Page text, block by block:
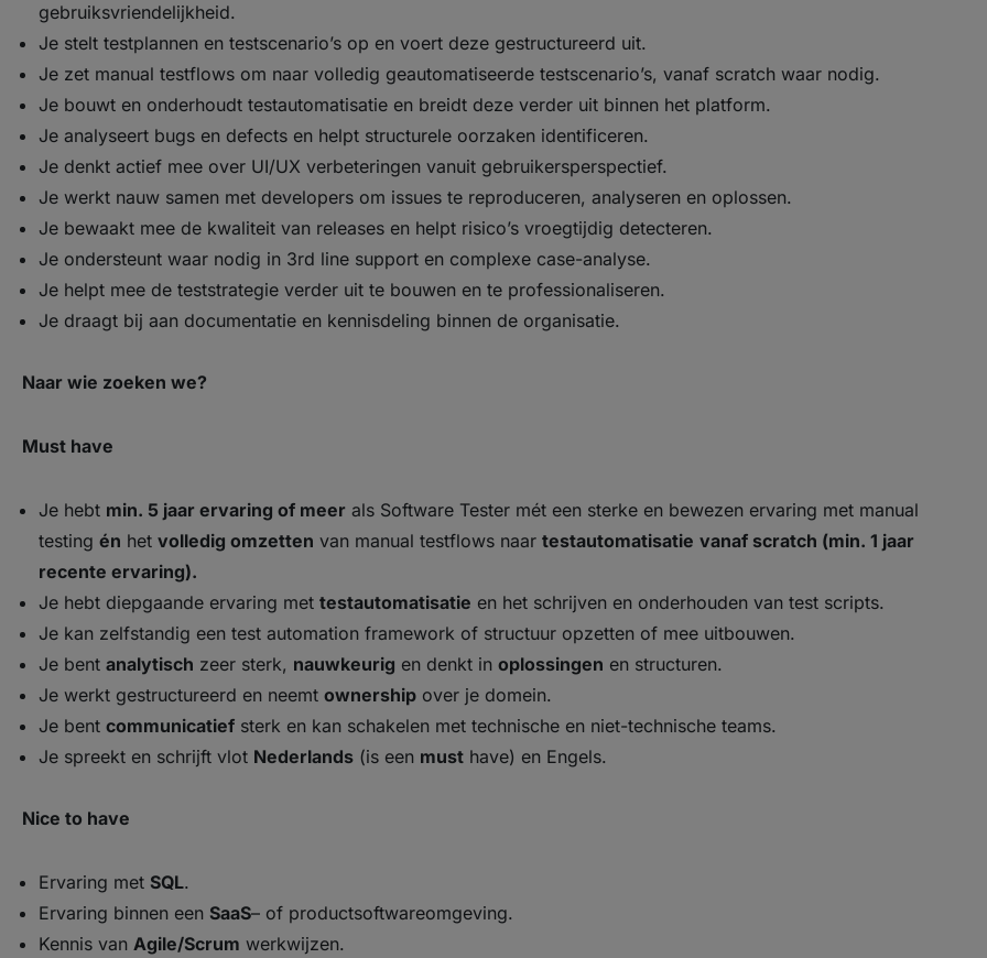
gebruiksvriendelijkheid.
Je stelt testplannen en testscenario’s op en voert deze gestructureerd uit.
Je zet manual testflows om naar volledig geautomatiseerde testscenario’s, vanaf scratch waar nodig.
Je bouwt en onderhoudt testautomatisatie en breidt deze verder uit binnen het platform.
Je analyseert bugs en defects en helpt structurele oorzaken identificeren.
Je denkt actief mee over UI/UX verbeteringen vanuit gebruikersperspectief.
Je werkt nauw samen met developers om issues te reproduceren, analyseren en oplossen.
Je bewaakt mee de kwaliteit van releases en helpt risico’s vroegtijdig detecteren.
Je ondersteunt waar nodig in 3rd line support en complexe case-analyse.
Je helpt mee de teststrategie verder uit te bouwen en te professionaliseren.
Je draagt bij aan documentatie en kennisdeling binnen de organisatie.
Naar wie zoeken we?
Must have
Je hebt min. 5 jaar ervaring of meer als Software Tester mét een sterke en bewezen ervaring met manual
testing én het volledig omzetten van manual testflows naar testautomatisatie vanaf scratch (min. 1 jaar
recente ervaring).
Je hebt diepgaande ervaring met testautomatisatie en het schrijven en onderhouden van test scripts.
Je kan zelfstandig een test automation framework of structuur opzetten of mee uitbouwen.
Je bent analytisch zeer sterk, nauwkeurig en denkt in oplossingen en structuren.
Je werkt gestructureerd en neemt ownership over je domein.
Je bent communicatief sterk en kan schakelen met technische en niet-technische teams.
Je spreekt en schrijft vlot Nederlands (is een must have) en Engels.
Nice to have
Ervaring met SQL.
Ervaring binnen een SaaS– of productsoftwareomgeving.
Kennis van Agile/Scrum werkwijzen.